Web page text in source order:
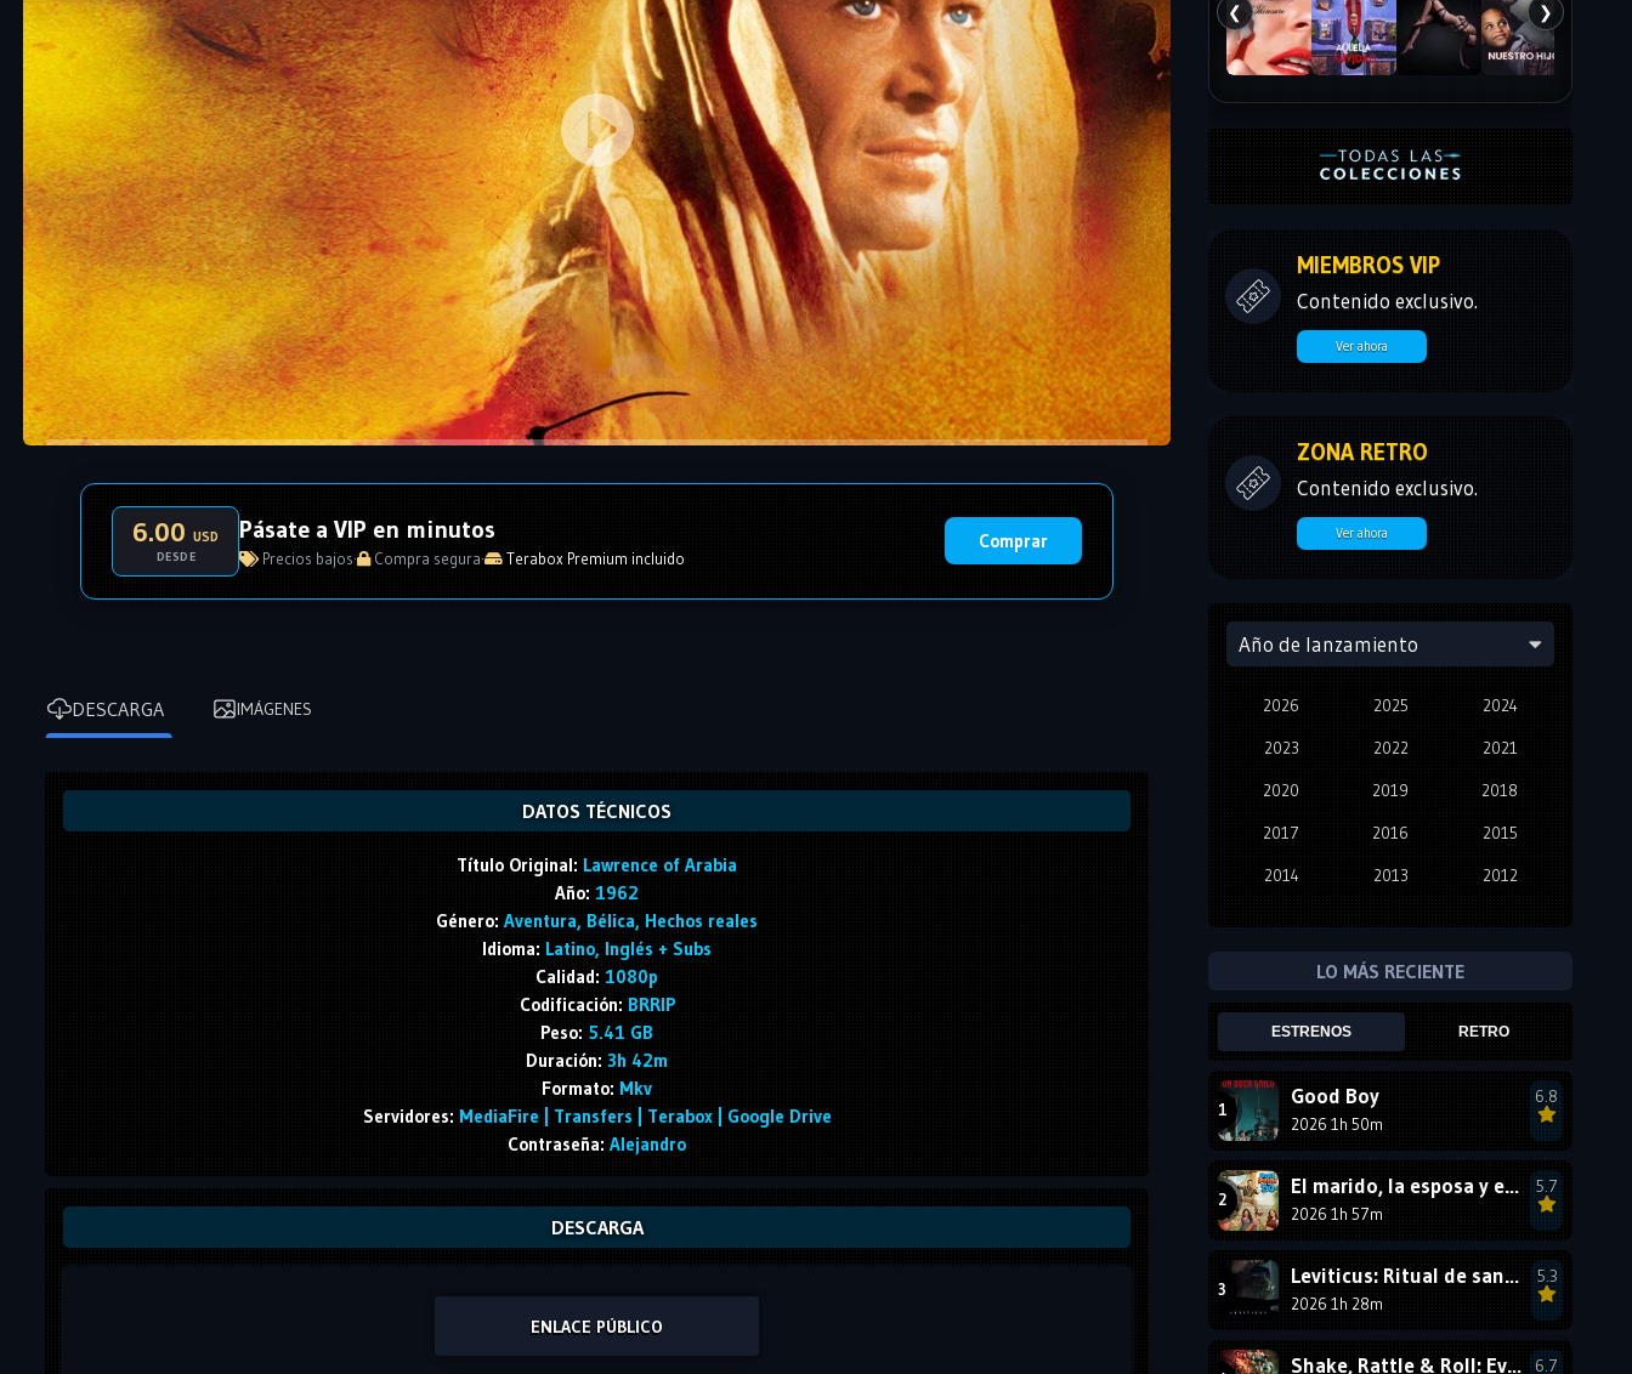
6.00USD
DESDE
Pásate a VIP en minutos
Precios bajos· Compra segura· Terabox Premium incluido
Comprar
DESCARGA IMÁGENES
DATOS TÉCNICOS
Título Original: Lawrence of Arabia
Año: 1962
Género: Aventura, Bélica, Hechos reales
Idioma: Latino, Inglés + Subs
Calidad: 1080p
Codificación: BRRIP
Peso: 5.41 GB
Duración: 3h 42m
Formato: Mkv
Servidores: MediaFire | Transfers | Terabox | Google Drive
Contraseña: Alejandro
DESCARGA
ENLACE PÚBLICO
❮ ❯
MIEMBROS VIP
Contenido exclusivo.
Ver ahora
ZONA RETRO
Contenido exclusivo.
Ver ahora
Año de lanzamiento
2026 2025 2024
2023 2022 2021
2020 2019 2018
2017 2016 2015
2014 2013 2012
2001
1999
1996 1995
1993
1990 1989
1987
1984 1983
LO MÁS RECIENTE
ESTRENOS RETRO
Good Boy
2026 1h 50m
6.8
El marido, la esposa y ella 2
2026 1h 57m
5.7
Leviticus: Ritual de sangre
2026 1h 28m
5.3
Shake, Rattle & Roll: Evil Origins 6.7